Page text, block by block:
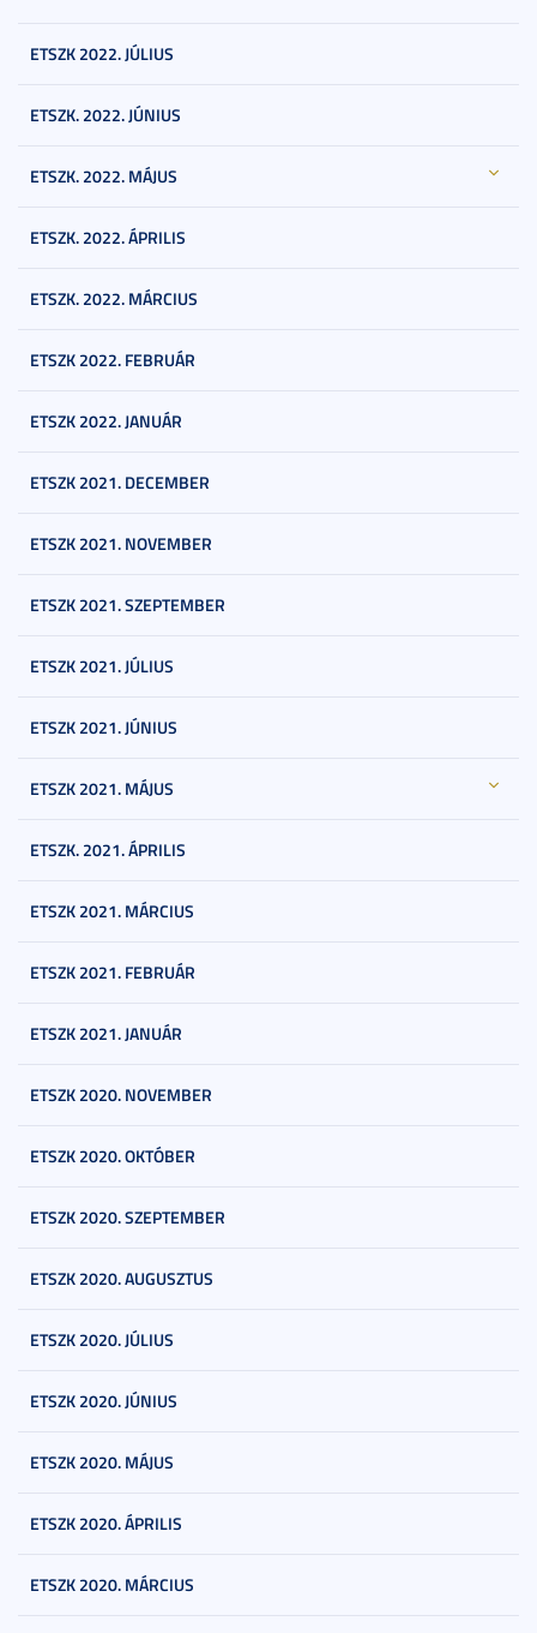
ETSZK 2022. JÚLIUS
ETSZK. 2022. JÚNIUS
ETSZK. 2022. MÁJUS
ETSZK. 2022. ÁPRILIS
ETSZK. 2022. MÁRCIUS
ETSZK 2022. FEBRUÁR
ETSZK 2022. JANUÁR
ETSZK 2021. DECEMBER
ETSZK 2021. NOVEMBER
ETSZK 2021. SZEPTEMBER
ETSZK 2021. JÚLIUS
ETSZK 2021. JÚNIUS
ETSZK 2021. MÁJUS
ETSZK. 2021. ÁPRILIS
ETSZK 2021. MÁRCIUS
ETSZK 2021. FEBRUÁR
ETSZK 2021. JANUÁR
ETSZK 2020. NOVEMBER
ETSZK 2020. OKTÓBER
ETSZK 2020. SZEPTEMBER
ETSZK 2020. AUGUSZTUS
ETSZK 2020. JÚLIUS
ETSZK 2020. JÚNIUS
ETSZK 2020. MÁJUS
ETSZK 2020. ÁPRILIS
ETSZK 2020. MÁRCIUS